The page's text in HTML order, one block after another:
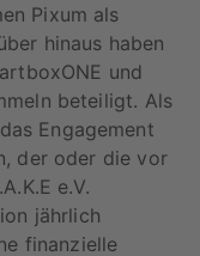
Pixum als
hinaus haben
und
beteiligt. Als
Engagement
der oder die vor
e.V.
jährlich
finanzielle